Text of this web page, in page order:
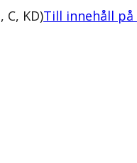
KD)Till innehåll på